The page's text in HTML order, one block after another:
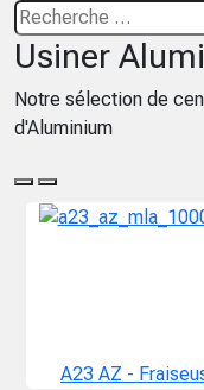
Usiner
Notre sélection de
d'Aluminium
A23 AZ -